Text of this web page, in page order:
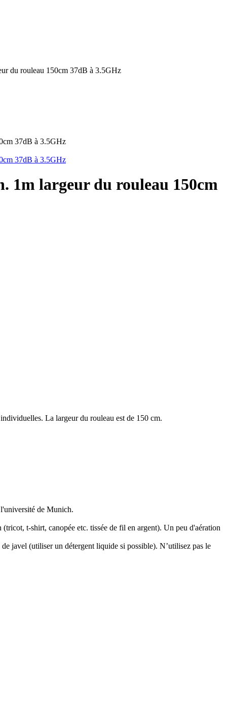
du rouleau 150cm 37dB à 3.5GHz
1m largeur du rouleau 150cm
La largeur du rouleau est de 150 cm.
l'université de Munich.
t-shirt, canopée etc. tissée de fil en argent). Un peu d'aération
javel (utiliser un détergent liquide si possible). N’utilisez pas le